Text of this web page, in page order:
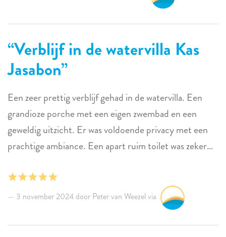
Verblijf in de watervilla Kas
Jasabon
Een zeer prettig verblijf gehad in de watervilla. Een
grandioze porche met een eigen zwembad en een
geweldig uitzicht. Er was voldoende privacy met een
prachtige ambiance. Een apart ruim toilet was zeker
ingericht. Wij hebben genoten van ons verblijf in de
watervilla.
3 november 2024 door Peter van Weezel via